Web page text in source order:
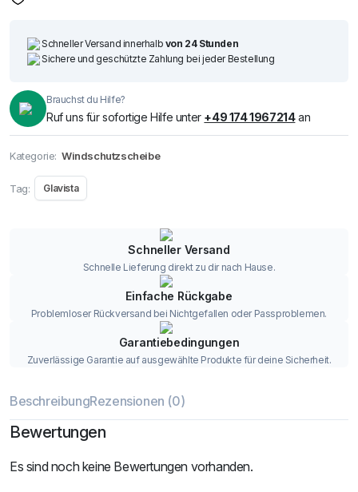
Schneller Versand innerhalb von 24 Stunden
Sichere und geschützte Zahlung bei jeder Bestellung
Brauchst du Hilfe?
Ruf uns für sofortige Hilfe unter +49 174 1967214an
Kategorie: Windschutzscheibe
Tag: Glavista
Schneller Versand
Schnelle Lieferung direkt zu dir nach Hause.
Einfache Rückgabe
Problemloser Rückversand bei Nichtgefallen oder Passproblemen.
Garantiebedingungen
Zuverlässige Garantie auf ausgewählte Produkte für deine Sicherheit.
BeschreibungRezensionen (0)
Bewertungen
Es sind noch keine Bewertungen vorhanden.